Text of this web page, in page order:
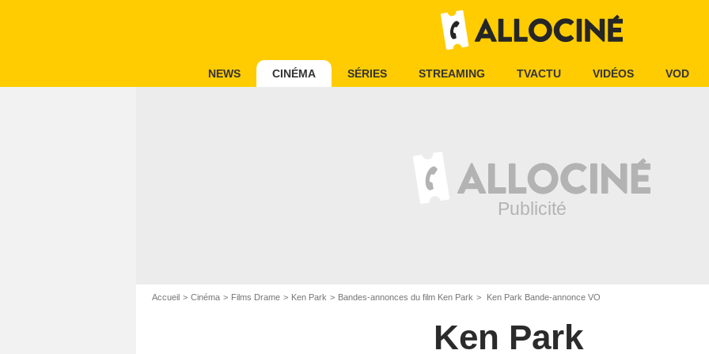
NEWS CINÉMA SÉRIES STREAMING TVACTU VIDÉOS VOD
Accueil Cinéma Films Drame Ken Park Bandes-annonces du film Ken Park Ken Park Bande-annonce VO
Ken Park